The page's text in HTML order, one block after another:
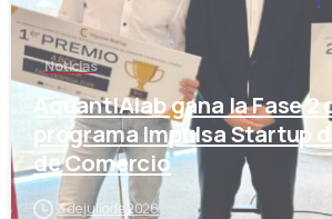
Noticias
AquantIAlab gana la Fase 2
programa Impulsa Startup
de Comercio
3 de julio de 2026